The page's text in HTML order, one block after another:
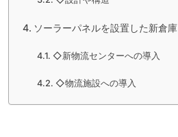
ソーラーパネルを設置した新倉庫
◇新物流センターへの導入
◇物流施設への導入